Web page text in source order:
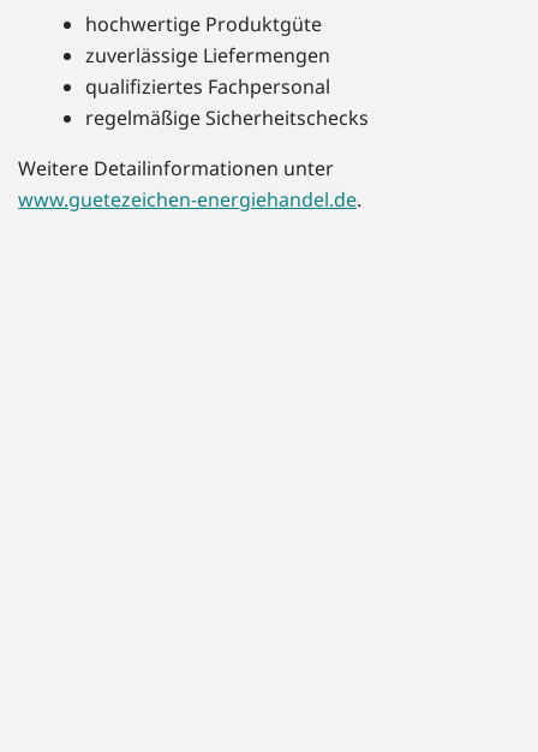
hochwertige Produktgüte
zuverlässige Liefermengen
qualifiziertes Fachpersonal
regelmäßige Sicherheitschecks
Weitere Detailinformationen unter
www.guetezeichen-energiehandel.de.